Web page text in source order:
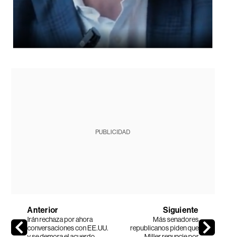
PUBLICIDAD
Anterior
Irán rechaza por ahora
conversaciones con EE.UU.
Siguiente
Más senadores
republicanos piden que